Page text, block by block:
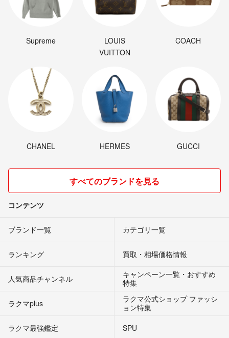
Supreme
LOUIS
VUITTON
COACH
CHANEL HERMES GUCCI
すべてのブランドを見る
コンテンツ
ブランド一覧 カテゴリ一覧
ランキング 買取・相場価格情報
人気商品チャンネル
キャンペーン一覧・おすすめ
特集
ラクマplus
ラクマ公式ショップ ファッシ
ョン特集
ラクマ最強鑑定
SPU